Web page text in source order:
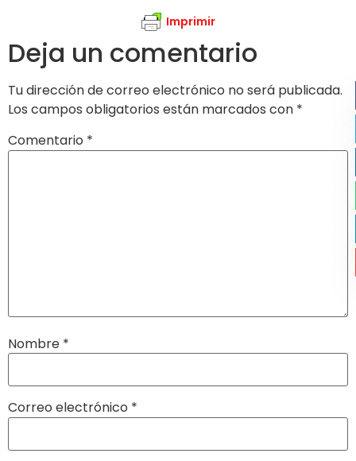
Imprimir
Deja un comentario
Tu dirección de correo electrónico no será publicada.
Los campos obligatorios están marcados con *
Comentario *
Nombre *
Correo electrónico *